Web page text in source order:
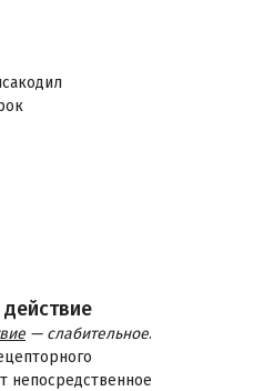
— слабительное.
непосредственное